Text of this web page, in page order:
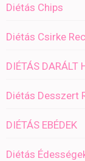
Diétás Chips
Diétás Csirke
DIÉTÁS DARÁLT
Diétás Desszert
DIÉTÁS EBÉDEK
Diétás